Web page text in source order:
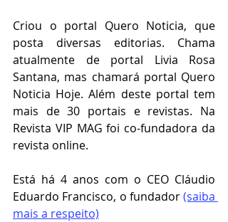
Criou o portal Quero Noticia, que
posta diversas editorias. Chama
atualmente de portal Livia Rosa
Santana, mas chamará portal Quero
Noticia Hoje. Além deste portal tem
mais de 30 portais e revistas. Na
Revista VIP MAG foi co-fundadora da
revista online.
Está há 4 anos com o CEO Cláudio
Eduardo Francisco, o fundador (saiba
mais a respeito)